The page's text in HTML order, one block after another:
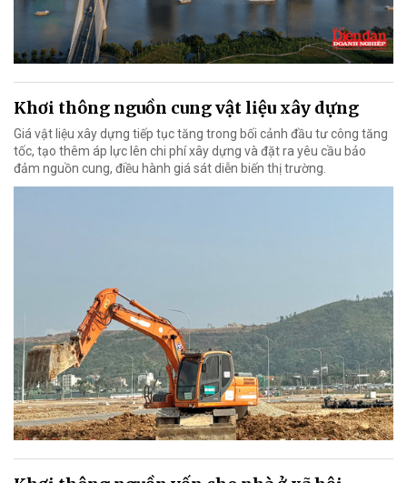
Khơi thông nguồn cung vật liệu xây dựng
Giá vật liệu xây dựng tiếp tục tăng trong bối cảnh đầu tư công tăng
tốc, tạo thêm áp lực lên chi phí xây dựng và đặt ra yêu cầu bảo
đảm nguồn cung, điều hành giá sát diễn biến thị trường.